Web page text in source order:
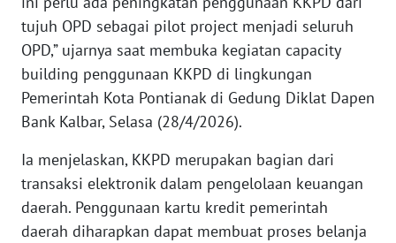
tujuh OPD sebagai pilot project menjadi seluruh
OPD,” ujarnya saat membuka kegiatan capacity
building penggunaan KKPD di lingkungan
Pemerintah Kota Pontianak di Gedung Diklat Dapen
Bank Kalbar, Selasa (28/4/2026).
Ia menjelaskan, KKPD merupakan bagian dari
transaksi elektronik dalam pengelolaan keuangan
daerah. Penggunaan kartu kredit pemerintah
daerah diharapkan dapat membuat proses belanja
WN
JABAR
WN
BANTEN
WN
KEPRI